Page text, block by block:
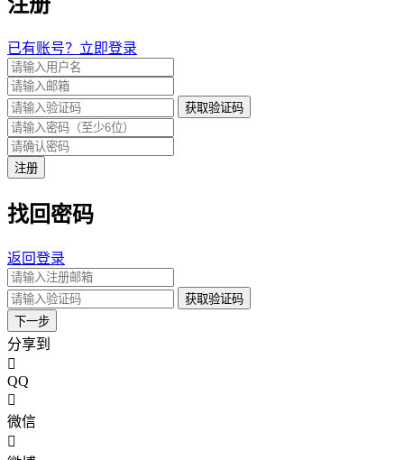
已有账号？立即登录
获取验证码
注册
找回密码
返回登录
获取验证码
下一步
分享到
QQ
微信